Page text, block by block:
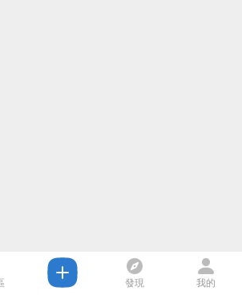
發現 我的